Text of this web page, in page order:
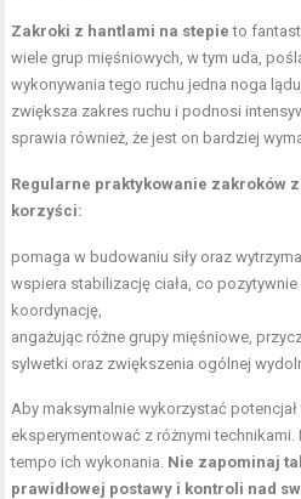
Zakroki z hantlami na stepie to
wiele grup mięśniowych, w tym uda,
wykonywania tego ruchu jedna noga
zwiększa zakres ruchu i podnosi
sprawia również, że jest on bardziej
Regularne praktykowanie zakroków
korzyści:
pomaga w budowaniu siły oraz
wspiera stabilizację ciała, co
koordynację,
angażując różne grupy mięśniowe,
sylwetki oraz zwiększenia ogólnej
Aby maksymalnie wykorzystać
eksperymentować z różnymi
tempo ich wykonania. Nie zapominaj
prawidłowej postawy i kontroli nad